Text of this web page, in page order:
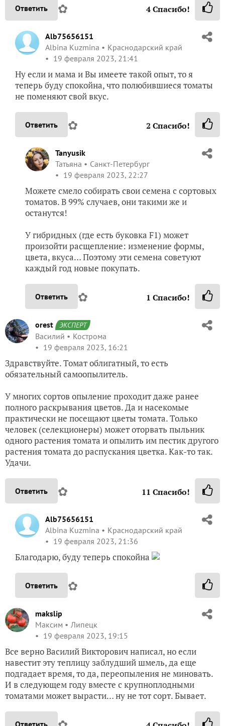
Ответить ✿ 4Спасибо!
Alb75656151
Albina Kuzmina
Краснодарский край
19 февраля 2023, 21:41
Ну если и мама и Вы имеете такой опыт, то я
теперь буду спокойна, что полюбившиеся томаты
не поменяют свой вкус.
Ответить ✿ 2 Спасибо!
Tanyusik
Татьяна
Санкт-Петербург
19 февраля 2023, 22:27
Можете смело собирать свои семена с сортовых
томатов. В 99% случаев, они такими же и
останутся!
У гибридных (где есть буковка F1) может
произойти расщепление: изменение формы,
цвета, вкуса… Поэтому эти семена советуют
каждый год новые покупать.
Ответить ✿ 1 Спасибо!
orest ЭКСПЕРТ
Василий
Кострома
19 февраля 2023, 16:21
Здравствуйте. Томат облигатный, то есть
обязательный самоопылитель.
У многих сортов опыление проходит даже ранее
полного раскрывания цветов. Да и насекомые
практически не посещают цветы томата. Только
человек (селекционеры) может оторвать пыльник
одного растения томата и опылить им пестик другого
растения томата до распускания цветка. Как-то так.
Удачи.
Ответить ✿ 11 Спасибо!
Alb75656151
Albina Kuzmina
Краснодарский край
19 февраля 2023, 21:36
Благодарю, буду теперь спокойна
Ответить ✿
makslip
Максим
Липецк
19 февраля 2023, 19:15
Все верно Василий Викторович написал, но если
навестит эту теплицу заблудший шмель, да еще
подгадает время, то да, переопыления не миновать.
И в следующем году вместе с крупноплодными
томатами может вырасти… ну не тот сорт. Бывает.
Ответить